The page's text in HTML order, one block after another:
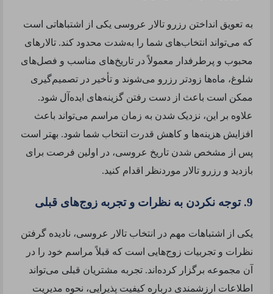
به تعویق انداختن رزرو تالار عروسی یکی از اشتباهاتی است
که می‌تواند انتخاب‌های شما را به‌شدت محدود کند. تالارهای
محبوب و پرطرفدار معمولاً در تاریخ‌های مناسب و فصل‌های
شلوغ، ماه‌ها زودتر رزرو می‌شوند و تأخیر در تصمیم‌گیری
ممکن است باعث از دست رفتن گزینه‌های ایده‌آل شود.
علاوه بر این، نزدیک شدن به زمان مراسم می‌تواند باعث
افزایش هزینه‌ها و کاهش قدرت انتخاب شما شود. بهتر است
پس از مشخص شدن تاریخ عروسی، در اولین فرصت برای
بازدید و رزرو تالار موردنظر اقدام کنید.
9. توجه نکردن به نظرات و تجربه زوج‌های قبلی
یکی از اشتباهات مهم در انتخاب تالار عروسی، نادیده گرفتن
نظرات و تجربیات زوج‌هایی است که قبلاً مراسم خود را در
آن مجموعه برگزار کرده‌اند. تجربه مشتریان قبلی می‌تواند
اطلاعات ارزشمندی درباره کیفیت پذیرایی، نحوه مدیریت